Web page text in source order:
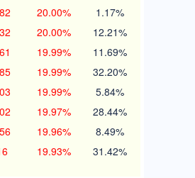
20.00% 1.17%
20.00% 12.21%
19.99% 11.69%
19.99% 32.20%
19.99% 5.84%
19.97% 28.44%
19.96% 8.49%
19.93% 31.42%